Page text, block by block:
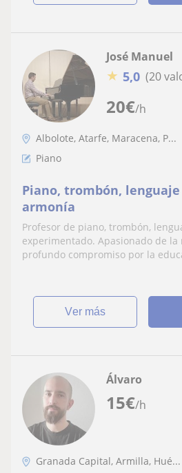
20€/h
José Manuel
★ 5,0 (20
Albolote, Atarfe, Maracena, P...
Piano
Piano, trombón,
armonía
Profesor de piano, trombón,
experimentado. Apasionado de la
profundo compromiso por la
ver más
15€/h
Álvaro
Granada Capital, Armilla, Hué...